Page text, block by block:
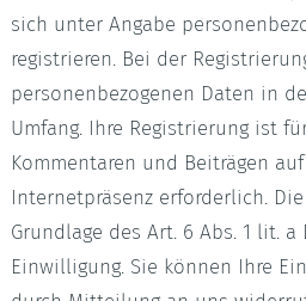
sich unter Angabe
registrieren. Bei der
personenbezogenen Daten in
Umfang. Ihre Registrierung ist
Kommentaren und Beiträgen
Internetpräsenz erforderlich.
Grundlage des Art. 6 Abs. 1 lit. a
Einwilligung. Sie können Ihre